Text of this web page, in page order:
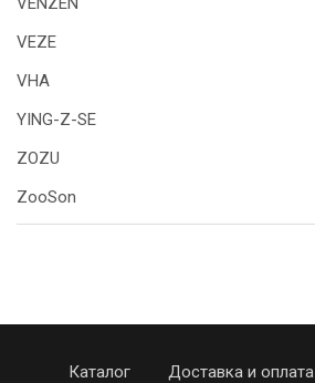
VEZE
VHA
YING-Z-SE
ZOZU
ZooSon
Каталог Доставка и оплата